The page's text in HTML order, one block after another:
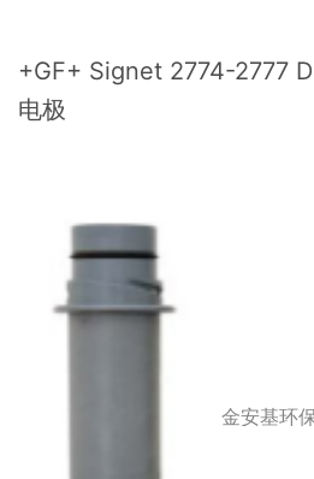
+GF+ Signet 2774-2777
电极
金安基环